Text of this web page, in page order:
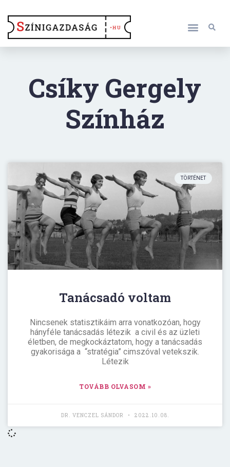
Csíky Gergely
Színház
TÖRTÉNET
Tanácsadó voltam
Nincsenek statisztikáim arra vonatkozóan, hogy
hányféle tanácsadás létezik a civil és az üzleti
életben, de megkockáztatom, hogy a tanácsadás
gyakorisága a “stratégia” cimszóval vetekszik.
Létezik
TOVÁBB OLVASOM »
DR. VENCZEL SÁNDOR 2022.10.08.